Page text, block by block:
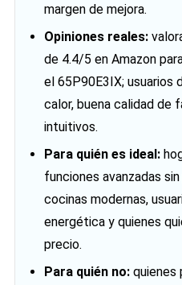
margen de mejora.
Opiniones reales:
de 4.4/5 en Amazon
el 65P90E3IX; usuarios
calor, buena calidad de
intuitivos.
Para quién es ideal:
funciones avanzadas
cocinas modernas,
energética y quienes
precio.
Para quién no:quienes